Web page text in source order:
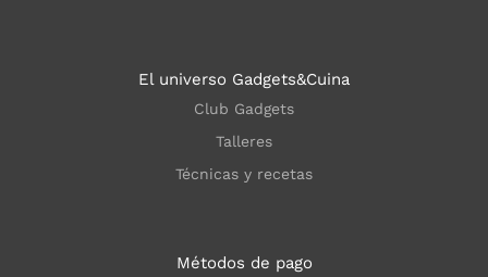
El universo Gadgets&Cuina
Club Gadgets
Talleres
Técnicas y recetas
Métodos de pago